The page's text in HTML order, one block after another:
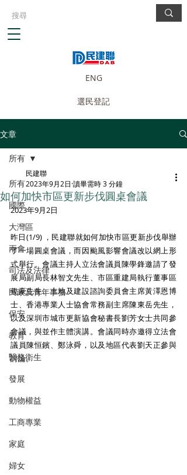
ENG
選民登記
文章
所有
國際
大灣區
兩會
司法及法律
民政及青年事務
保安
教育
醫務衛生
發展
動物權益
工商專業
家庭
婦女
所有
如何加快市區更新步伐圓桌會議
民建聯
2023年9月2日 讀畢需時 3 分鐘
2023年9月2日
昨日(1/9) ，民建聯就如何加快市區更新步伐舉辦
了一場圓桌會議，而因颱風影響會議改以網上形
式舉行。會議主持人立法會議員陳學鋒邀請了發
展局副局長林智文先生、市區重建局執行董事區
俊豪先生、土地及建設諮詢委員會主席黃澤恩博
士、香港專業人士協會常務副主席陳東岳先生，
以及深圳市城市更新協會秘書長劉芳女士共同參
會議，與並作主體演講。會議同時亦邀得立法會
議員陳恒鑌、鄭泳舜，以及地區代表劉天正參與
討論。